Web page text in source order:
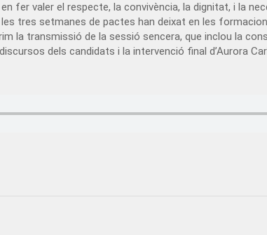
fer valer el respecte, la convivència, la dignitat, i la
les tres setmanes de pactes han deixat en les
la transmissió de la sessió sencera, que inclou la
dels candidats i la intervenció final d’Aurora